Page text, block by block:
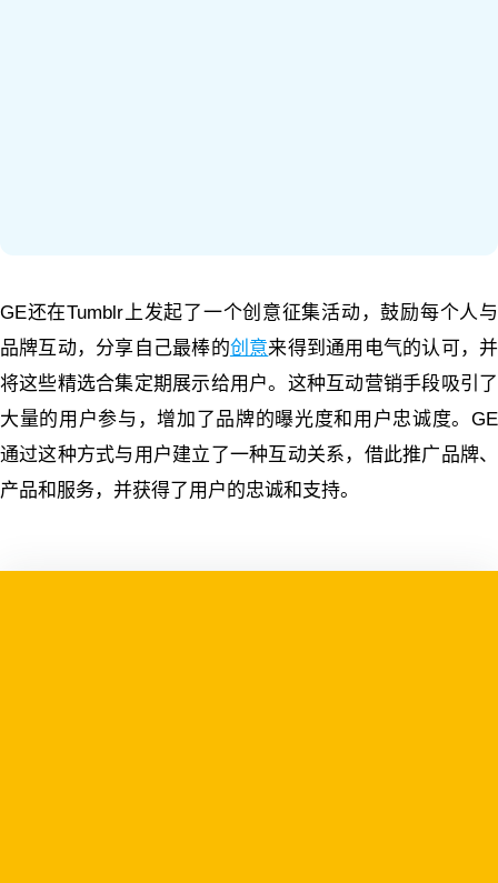
GE还在Tumblr上发起了一个创意征集活动，鼓励每个人与
品牌互动，分享自己最棒的创意来得到通用电气的认可，并
将这些精选合集定期展示给用户。这种互动营销手段吸引了
大量的用户参与，增加了品牌的曝光度和用户忠诚度。GE
通过这种方式与用户建立了一种互动关系，借此推广品牌、
产品和服务，并获得了用户的忠诚和支持。